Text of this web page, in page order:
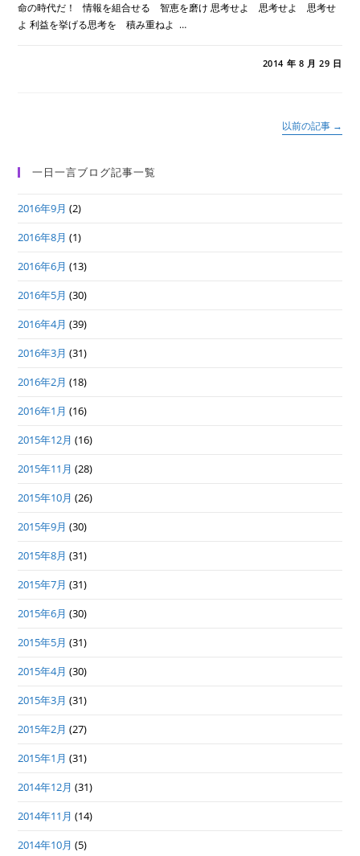
命の時代だ！ 情報を組合せる 智恵を磨け 思考せよ 思考せよ 思考せ
よ 利益を挙げる思考を 積み重ねよ …
2014 年 8 月 29 日
以前の記事 →
一日一言ブログ記事一覧
2016年9月 (2)
2016年8月 (1)
2016年6月 (13)
2016年5月 (30)
2016年4月 (39)
2016年3月 (31)
2016年2月 (18)
2016年1月 (16)
2015年12月 (16)
2015年11月 (28)
2015年10月 (26)
2015年9月 (30)
2015年8月 (31)
2015年7月 (31)
2015年6月 (30)
2015年5月 (31)
2015年4月 (30)
2015年3月 (31)
2015年2月 (27)
2015年1月 (31)
2014年12月 (31)
2014年11月 (14)
2014年10月 (5)